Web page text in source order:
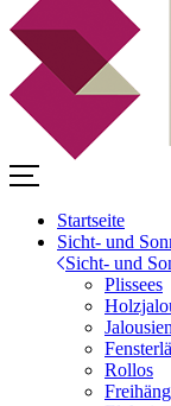
Startseite
Sicht- und
Sicht- und
Plissees
Jalousien
Rollos